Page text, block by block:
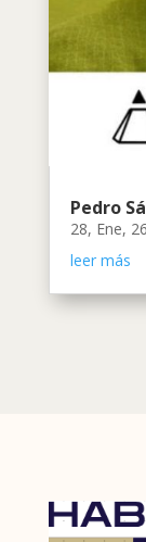
Pedro
28, Ene, 26
leer más